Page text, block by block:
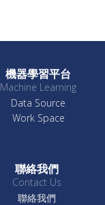
機器學習平台
Machine Learning
Data Source
Work Space
聯絡我們
Contact Us
聯絡我們